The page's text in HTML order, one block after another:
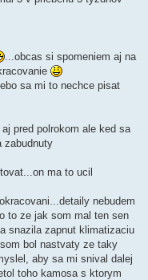
...obcas si spomeniem aj na
sa mi to nechce pisat
pred polrokom ale ked sa
zabudnuty
ma to ucil
nebudem
to ze jak som mal ten sen
snazila zapnut klimatizaciu
bol nastvaty ze taky
aby sa mi snival dalej
toho kamosa s ktorym